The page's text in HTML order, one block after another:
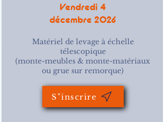
Vendredi 4
décembre 2026
Matériel de levage à échelle
télescopique
(monte-meubles & monte-matériaux
ou grue sur remorque)
S"inscrire